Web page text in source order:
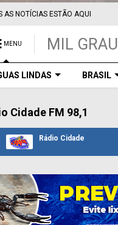
AS NOTÍCIAS ESTÃO AQUI
MENU MIL
LINDAS BRASIL
Cidade FM 98,1
Rádio Cidade